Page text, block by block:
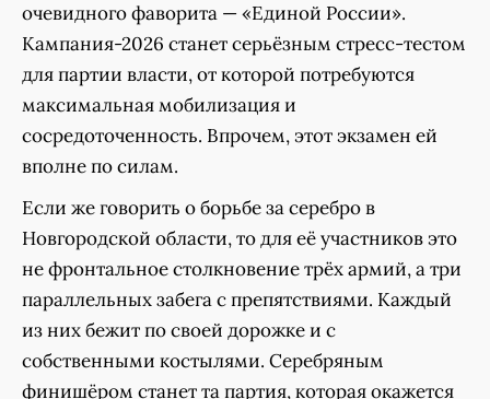
очевидного фаворита — «Единой России».
Кампания-2026 станет серьёзным стресс-тестом
для партии власти, от которой потребуются
максимальная мобилизация и
сосредоточенность. Впрочем, этот экзамен ей
вполне по силам.
Если же говорить о борьбе за серебро в
Новгородской области, то для её участников это
не фронтальное столкновение трёх армий, а три
параллельных забега с препятствиями. Каждый
из них бежит по своей дорожке и с
собственными костылями. Серебряным
финишёром станет та партия, которая окажется